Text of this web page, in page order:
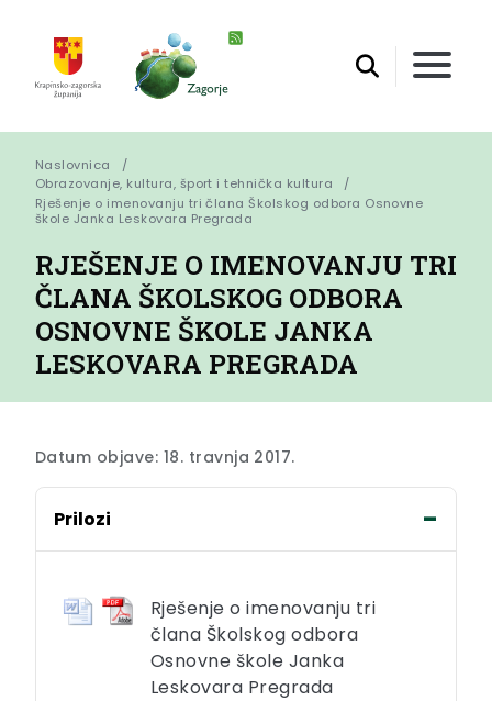
Naslovnica
Obrazovanje, kultura, šport i tehnička kultura
Rješenje o imenovanju tri člana Školskog odbora Osnovne
škole Janka Leskovara Pregrada
RJEŠENJE O IMENOVANJU TRI
ČLANA ŠKOLSKOG ODBORA
OSNOVNE ŠKOLE JANKA
LESKOVARA PREGRADA
Datum objave: 18. travnja 2017.
Prilozi
Rješenje o imenovanju tri
člana Školskog odbora
Osnovne škole Janka
Leskovara Pregrada